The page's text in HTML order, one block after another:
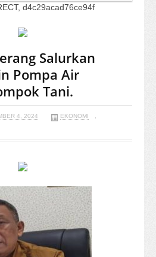
d4c29acad76ce94f
Salurkan
Pompa Air
Tani.
4, 2024 EKONOMI
,